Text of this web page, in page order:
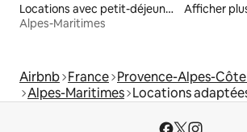
Locations avec petit-déjeuner
Alpes-Maritimes
Afficher
Airbnb France Provence-Alpes-
Alpes-Maritimes Locations